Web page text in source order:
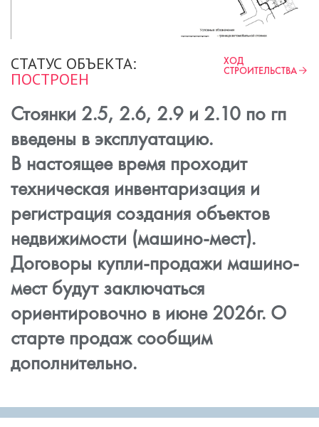
СТАТУС ОБЪЕКТА:
ПОСТРОЕН
ХОД
СТРОИТЕЛЬСТВА
Стоянки 2.5, 2.6, 2.9 и 2.10 по гп
введены в эксплуатацию.
В настоящее время проходит
техническая инвентаризация и
регистрация создания объектов
недвижимости (машино-мест).
Договоры купли-продажи машино-
мест будут заключаться
ориентировочно в июне 2026г. О
старте продаж сообщим
дополнительно.